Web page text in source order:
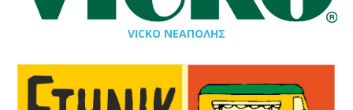
VICKO ΝΕΑΠΟΛΗΣ